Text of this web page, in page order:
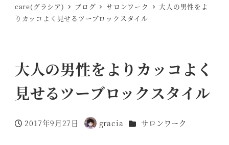
care(グラシア)
ブログ サロンワーク
大人の男性をよ
りカッコよく見せるツーブロックスタイル
大人の男性をよりカッコよく
見せるツーブロックスタイル
投稿日
2017年9月27日
著
gracia カテゴリー
サロンワーク